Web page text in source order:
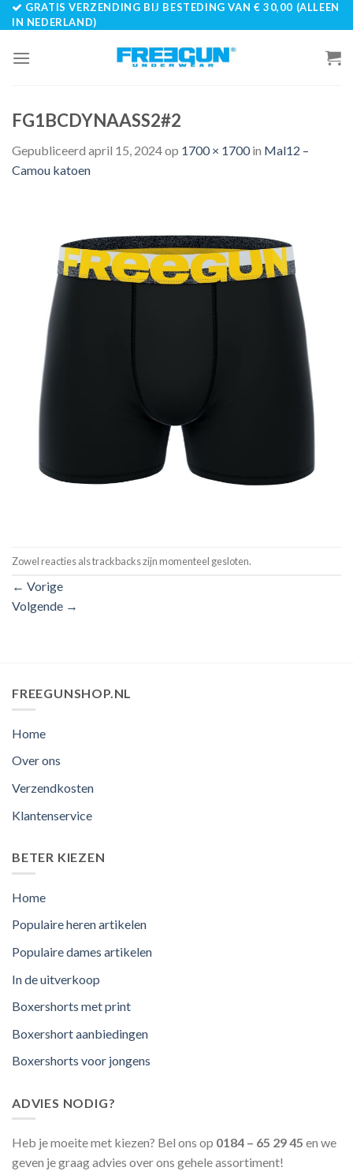
Skip
to
GRATIS VERZENDING BIJ BESTEDING VAN € 30,00 (ALLEEN
IN NEDERLAND)
FG1BCDYNAASS2#2
Gepubliceerd april 15, 2024op 1700 × 1700in Mal12 –
Camou katoen
Zowel reacties als trackbacks zijn momenteel gesloten.
← Vorige
Volgende →
FREEGUNSHOP.NL
Home
Over ons
Verzendkosten
Klantenservice
BETER KIEZEN
Home
Populaire heren artikelen
Populaire dames artikelen
In de uitverkoop
Boxershorts met print
Boxershort aanbiedingen
Boxershorts voor jongens
ADVIES NODIG?
Heb je moeite met kiezen? Bel ons op 0184 – 65 29 45 en we
geven je graag advies over ons gehele assortiment!